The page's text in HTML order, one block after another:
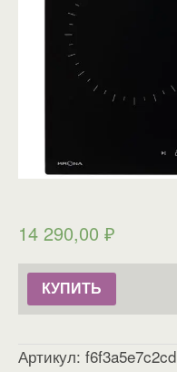
14 290,00 ₽
КУПИТЬ
Артикул: f6f3a5e7c2cd